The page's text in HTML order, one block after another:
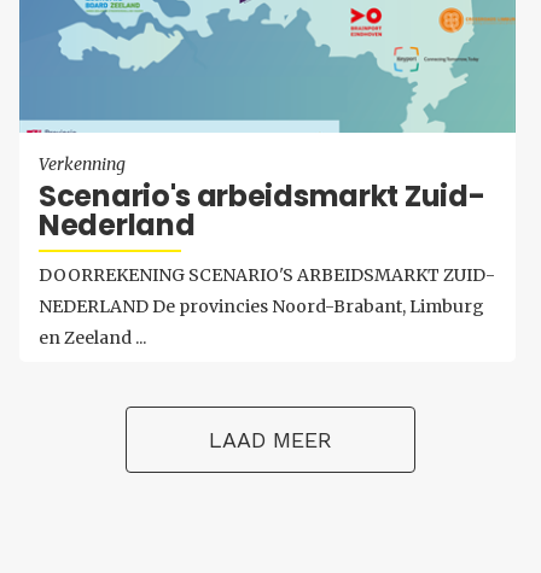
Verkenning
Sce­na­rio's ar­beids­markt Zuid-​
Nederland
DOORREKENING SCENARIO'S ARBEIDSMARKT ZUID-
NEDERLAND De provincies Noord-Brabant, Limburg
en Zeeland ...
LAAD MEER